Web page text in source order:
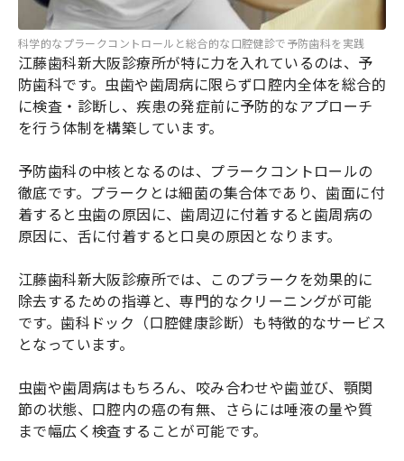
科学的なプラークコントロールと総合的な口腔健診で予防歯科を実践
江藤歯科新大阪診療所が特に力を入れているのは、予
防歯科です。虫歯や歯周病に限らず口腔内全体を総合的
に検査・診断し、疾患の発症前に予防的なアプローチ
を行う体制を構築しています。
予防歯科の中核となるのは、プラークコントロールの
徹底です。プラークとは細菌の集合体であり、歯面に付
着すると虫歯の原因に、歯周辺に付着すると歯周病の
原因に、舌に付着すると口臭の原因となります。
江藤歯科新大阪診療所では、このプラークを効果的に
除去するための指導と、専門的なクリーニングが可能
です。歯科ドック（口腔健康診断）も特徴的なサービス
となっています。
虫歯や歯周病はもちろん、咬み合わせや歯並び、顎関
節の状態、口腔内の癌の有無、さらには唾液の量や質
まで幅広く検査することが可能です。